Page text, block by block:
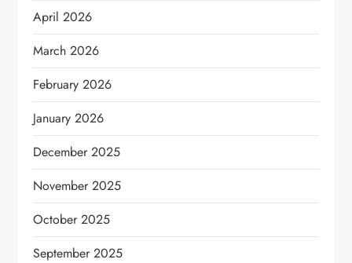
April 2026
March 2026
February 2026
January 2026
December 2025
November 2025
October 2025
September 2025